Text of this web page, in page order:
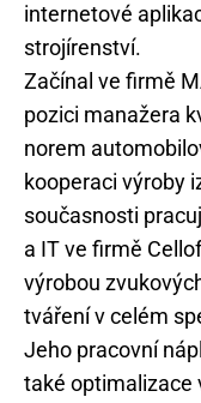
internetové
strojírenství.
Začínal ve firmě
pozici manažera
norem
kooperaci výroby
současnosti
a IT ve firmě
výrobou
tváření v celém
Jeho pracovní
také optimalizace